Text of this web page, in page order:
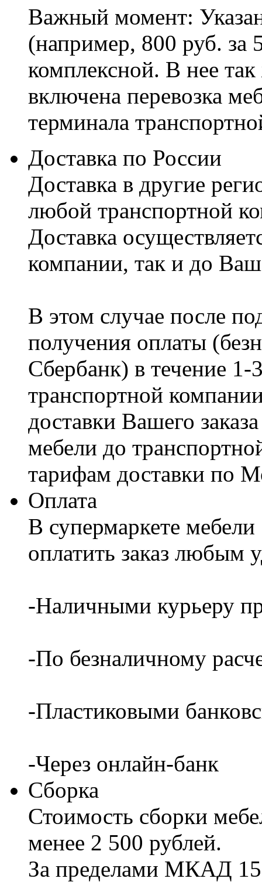
Важный момент:
(например, 800 руб. за
комплексной. В нее
включена перевозка
терминала
Доставка по России
Доставка в другие
любой транспортной
Доставка
компании, так и до
В этом случае после
получения оплаты
Сбербанк) в течение
транспортной
доставки Вашего
мебели до
тарифам доставки по
Оплата
В супермаркете
оплатить заказ любым
-Наличными курьеру
-По безналичному
-Пластиковыми
-Через онлайн-банк
Сборка
Стоимость сборки
менее 2 500 рублей.
За пределами МКАД